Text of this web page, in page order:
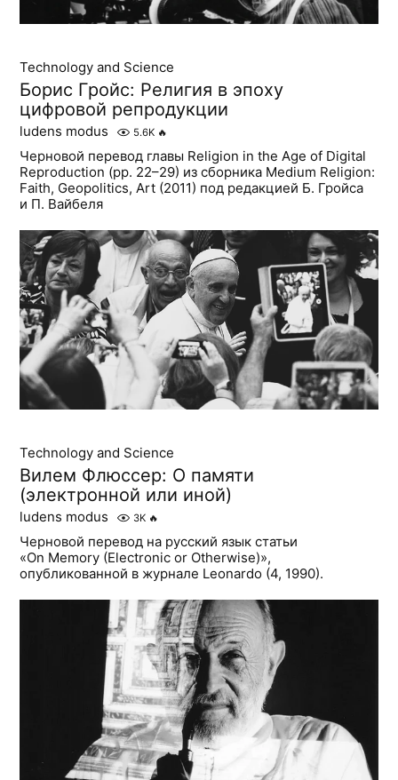
Technology and Science
Борис Гройс: Религия в эпоху
цифровой репродукции
ludens modus 5.6K 🔥
Черновой перевод главы Religion in the Age of Digital
Reproduction (pp. 22–29) из сборника Medium Religion:
Faith, Geopolitics, Art (2011) под редакцией Б. Гройса
и П. Вайбеля
Technology and Science
Вилем Флюссер: О памяти
(электронной или иной)
ludens modus 3K 🔥
Черновой перевод на русский язык статьи
«On Memory (Electronic or Otherwise)»,
опубликованной в журнале Leonardo (4, 1990).